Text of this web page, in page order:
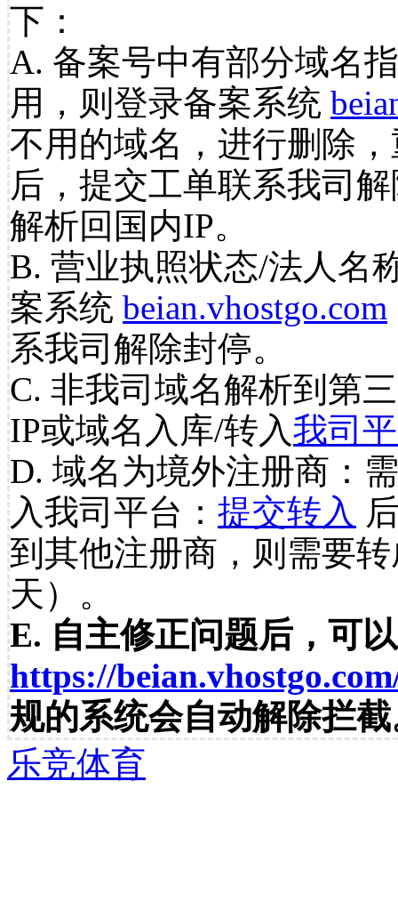
下：
A. 备案号中有部分域名
用，则登录备案系统
不用的域名，进行删除
后，提交工单联系我司
解析回国内IP。
B. 营业执照状态/法人名
案系统 beian.vhostgo.com
系我司解除封停。
C. 非我司域名解析到第
IP或域名入库/转入我司
D. 域名为境外注册商：
入我司平台： 提交转入
到其他注册商，则需要
天）。
E. 自主修正问题后，可
https://
规的系统会自动解除拦
乐竞体育